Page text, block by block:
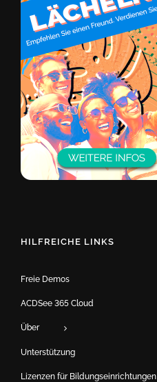
HILFREICHE LINKS
Freie Demos
ACDSee 365 Cloud
Über
Unterstützung
Lizenzen für Bildungseinrichtungen